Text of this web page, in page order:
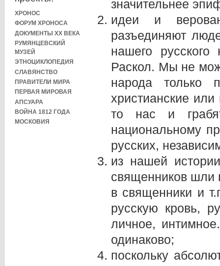
ХРОНОС
ФОРУМ ХРОНОСА
ДОКУМЕНТЫ XX ВЕКА
РУМЯНЦЕВСКИЙ
МУЗЕЙ
ЭТНОЦИКЛОПЕДИЯ
СЛАВЯНСТВО
ПРАВИТЕЛИ МИРА
ПЕРВАЯ МИРОВАЯ
АПСУАРА
ВОЙНА 1812 ГОДА
МОСКОВИЯ
значительнее
идеи и
разъединяют
нашего
Раскол. Мы не
народа только
христианские
то нас и
национальному
русских,
из нашей
священников шли
в священники и
русскую кровь,
личное,
одинаково;
поскольку